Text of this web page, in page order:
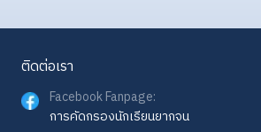
ติดต่อเรา
Facebook Fanpage:
การคัดกรองนักเรียนยากจน